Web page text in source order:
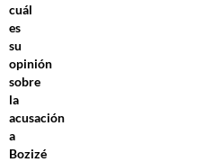
cuál
es
su
opinión
sobre
la
acusación
a
Bozizé